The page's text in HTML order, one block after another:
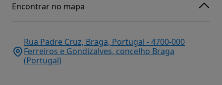
Encontrar no mapa
Rua Padre Cruz, Braga, Portugal - 4700-000
Ferreiros e Gondizalves, concelho Braga
(Portugal)